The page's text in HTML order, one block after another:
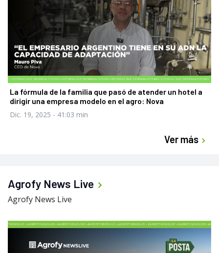
La fórmula de la familia que pasó de atender un hotel a
dirigir una empresa modelo en el agro: Nova
Dic. 19, 2025 - 41:03 min
Ver más
Agrofy News Live
Agrofy News Live